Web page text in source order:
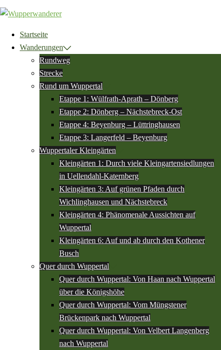
Zum
Inhalt
springenStartseite
Wanderungen
Rundweg
Strecke
Rund um Wuppertal
Etappe 1: Wülfrath-Aprath – Dönberg
Etappe 2: Dönberg – Nächstebreck-Ost
Etappe 4: Beyenburg – Lüttringhausen
Etappe 3: Langerfeld – Beyenburg
Wuppertaler Kleingärten
Kleingärten 1: Durch viele Kleingartensiedlungen
in Uellendahl-Katernberg
Kleingärten 3: Auf grünen Pfaden durch
Wichlinghausen und Nächstebreck
Kleingärten 4: Phänomenale Aussichten auf
Wuppertal
Kleingärten 6: Auf und ab durch den Kothener
Busch
Quer durch Wuppertal
Quer durch Wuppertal: Von Haan nach Wuppertal
über die Königshöhe
Quer durch Wuppertal: Vom Müngstener
Brückenpark nach Wuppertal
Quer durch Wuppertal: Von Velbert Langenberg
nach Wuppertal